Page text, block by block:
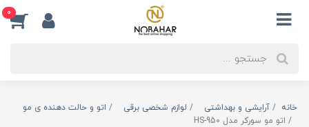
0
خانه آرایشی و بهداشتی لوازم شخصی برقی
اتو و حالت دهنده ی مو
اتو مو سورکر مدل HS-950